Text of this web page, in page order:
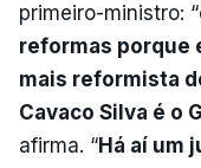
primeiro-ministro: “
reformas porque
mais reformista
Cavaco Silva é o
afirma. “Há aí um